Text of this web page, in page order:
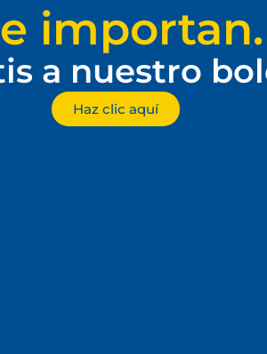
a nuestro
Haz clic aquí